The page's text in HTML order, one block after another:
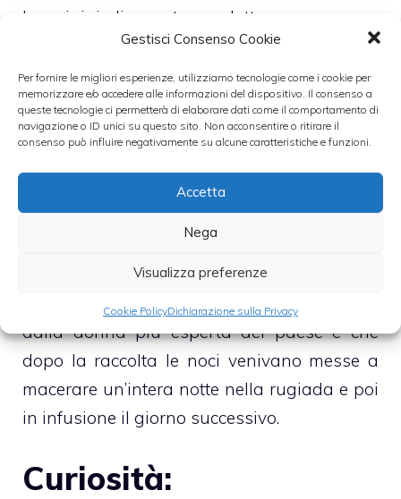
Gestisci Consenso Cookie
Per fornire le migliori esperienze, utilizziamo tecnologie come i cookie per
memorizzare e/o accedere alle informazioni del dispositivo. Il consenso a
queste tecnologie ci permetterà di elaborare dati come il comportamento di
navigazione o ID unici su questo sito. Non acconsentire o ritirare il
consenso può influire negativamente su alcune caratteristiche e funzioni.
Accetta
Nega
Visualizza preferenze
Cookie PolicyDichiarazione sulla Privacy
Le origini di questo prodotto sono ancora
sconosciute, tuttavia alcuni testi antichi
riportano che i Britanni avevano l’usanza di
radunarsi nelle notti di mezza estate e
bevessero da uno stesso calice uno scuro
liqueur de brou de noix.
Il frutto della noce ha mantenuto nel corso
dei secoli un alone di mistero, infatti una
leggenda popolare racconta che il nocino
era preparato nella notte di San Giovanni
dalla donna più esperta del paese e che
dopo la raccolta le noci venivano messe a
macerare un’intera notte nella rugiada e poi
in infusione il giorno successivo.
Curiosità: